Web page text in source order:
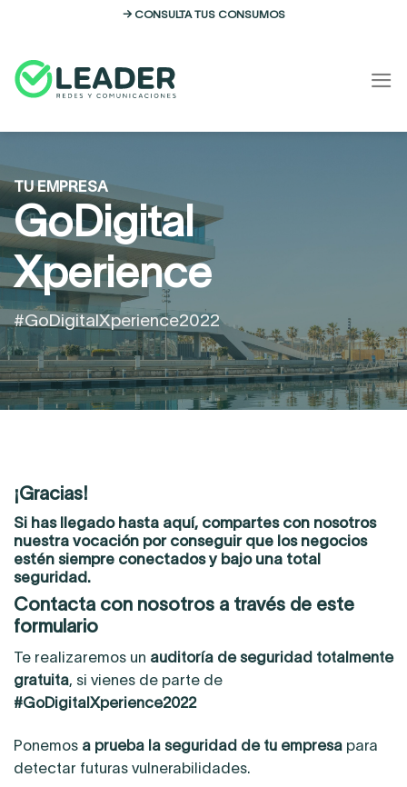
content
→ CONSULTA TUS CONSUMOS
TU EMPRESA
GoDigital
Xperience
#GoDigitalXperience2022
¡Gracias!
Si has llegado hasta aquí, compartes con nosotros
nuestra vocación por conseguir que los negocios
estén siempre conectados y bajo una total
seguridad.
Contacta con nosotros a través de este
formulario
Te realizaremos un auditoría de seguridad totalmente
gratuita, si vienes de parte de
#GoDigitalXperience2022
Ponemos a prueba la seguridad de tu empresa para
detectar futuras vulnerabilidades.